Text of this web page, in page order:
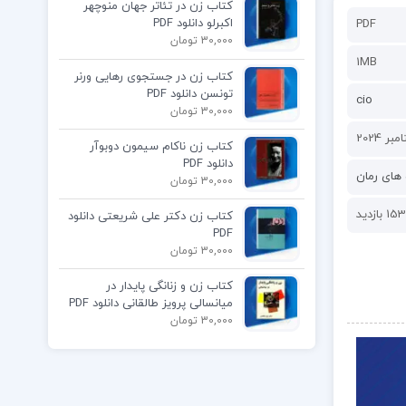
PDF
1MB
cio
رمان
153 بازدید
کتاب زن در تئاتر جهان منوچهر
اکبرلو دانلود PDF
30,000 تومان
کتاب زن در جستجوی رهایی ورنر
تونسن دانلود PDF
30,000 تومان
کتاب زن ناکام سیمون دوبوآر
دانلود PDF
30,000 تومان
کتاب زن دکتر علی شریعتی دانلود
PDF
30,000 تومان
کتاب زن و زنانگی پایدار در
میانسالی پرویز طالقانی دانلود PDF
30,000 تومان